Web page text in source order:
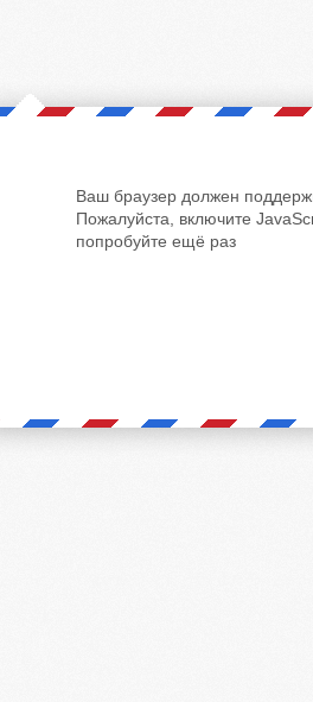
Ваш браузер должен
Пожалуйста, включите
попробуйте ещё раз